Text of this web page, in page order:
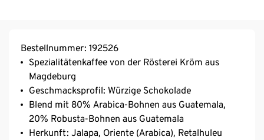
Bestellnummer: 192526
Spezialitätenkaffee von der Rösterei Kröm aus
Magdeburg
Geschmacksprofil: Würzige Schokolade
Blend mit 80% Arabica-Bohnen aus Guatemala,
20% Robusta-Bohnen aus Guatemala
Herkunft: Jalapa, Oriente (Arabica), Retalhuleu